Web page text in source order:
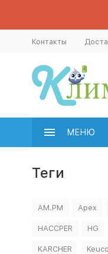
Контакты
МЕНЮ
Теги
AM.PM Apex
HACCPER HG
KARCHER Keuco